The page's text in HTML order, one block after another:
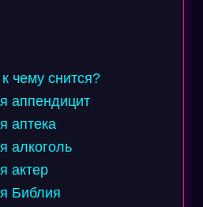
чему снится?
аппендицит
аптека
алкоголь
актер
Библия